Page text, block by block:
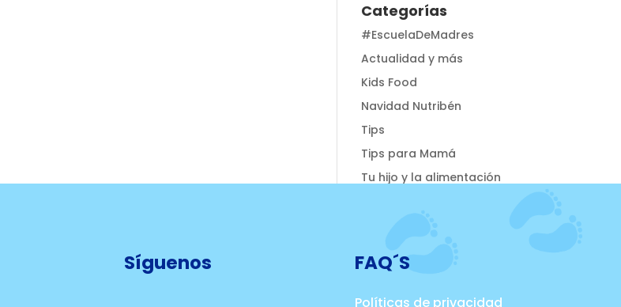
Categorías
#EscuelaDeMadres
Actualidad y más
Kids Food
Navidad Nutribén
Tips
Tips para Mamá
Tu hijo y la alimentación
Síguenos FAQ´S
Políticas de privacidad